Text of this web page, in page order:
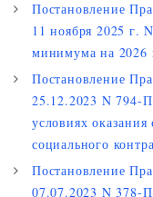
Постановление
11 ноября 2025 г.
минимума на 2026
Постановление
25.12.2023 N 794-
условиях
социального
Постановление
07.07.2023 N 378-